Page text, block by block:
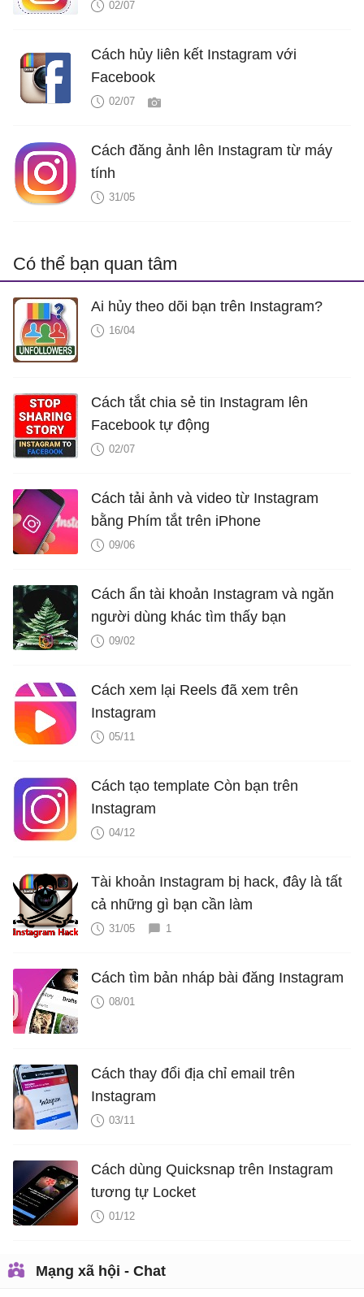
02/07
Cách hủy liên kết Instagram với
Facebook
02/07
Cách đăng ảnh lên Instagram từ máy
tính
31/05
Có thể bạn quan tâm
Ai hủy theo dõi bạn trên Instagram?
16/04
Cách tắt chia sẻ tin Instagram lên
Facebook tự động
02/07
Cách tải ảnh và video từ Instagram
bằng Phím tắt trên iPhone
09/06
Cách ẩn tài khoản Instagram và ngăn
người dùng khác tìm thấy bạn
09/02
Cách xem lại Reels đã xem trên
Instagram
05/11
Cách tạo template Còn bạn trên
Instagram
04/12
Tài khoản Instagram bị hack, đây là tất
cả những gì bạn cần làm
31/05 1
Cách tìm bản nháp bài đăng Instagram
08/01
Cách thay đổi địa chỉ email trên
Instagram
03/11
Cách dùng Quicksnap trên Instagram
tương tự Locket
01/12
Mạng xã hội - Chat